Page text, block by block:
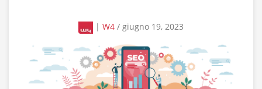
| W4 / giugno 19, 2023